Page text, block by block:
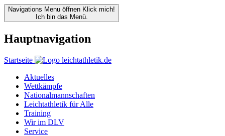
Navigations Menu öffnen Klick mich!
Ich bin das Menü.
Hauptnavigation
Startseite
Aktuelles
Wettkämpfe
Nationalmannschaften
Leichtathletik für Alle
Training
Wir im DLV
Service